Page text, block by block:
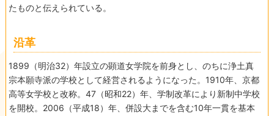
たものと伝えられている。
沿革
1899（明治32）年設立の顕道女学院を前身とし、のちに浄土真
宗本願寺派の学校として経営されるようになった。1910年、京都
高等女学校と改称。47（昭和22）年、学制改革により新制中学校
を開校。2006（平成18）年、併設大までを含む10年一貫を基本